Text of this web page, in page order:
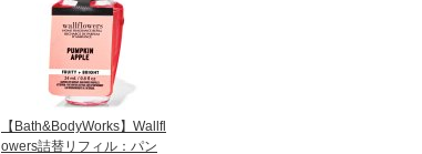
【Bath&BodyWorks】Wallfl
owers詰替リフィル：パン